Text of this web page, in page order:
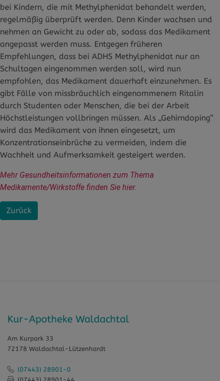
Zurück
bei Kindern, die mit Methylphenidat behandelt werden,
regelmäßig überprüft werden. Denn Kinder wachsen und
nehmen an Gewicht zu oder ab, sodass das Medikament
angepasst werden muss. Entgegen früheren
Empfehlungen, dass bei ADHS Methylphenidat nur an
Schultagen eingenommen werden soll, wird nun
empfohlen, das Medikament dauerhaft einzunehmen. Es
gibt Fälle von missbräuchlich eingenommenem Ritalin
durch Studenten oder Menschen, die bei der Arbeit
Höchstleistungen vollbringen müssen. Als „Gehirndoping“
wird das Medikament von ihnen eingesetzt, um
Konzentrationseinbrüche zu vermeiden, indem die
Wachheit und Aufmerksamkeit gesteigert werden.
Mehr Gesundheitsinformationen zum Thema
Medikamente/Wirkstoffe finden Sie hier.
Kur-Apotheke Waldachtal
Am Kurpark 33
72178 Waldachtal-Lützenhardt
(07443) 28901-0